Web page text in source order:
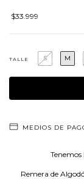
$33.999
TALLE S M
MEDIOS DE
Remera de